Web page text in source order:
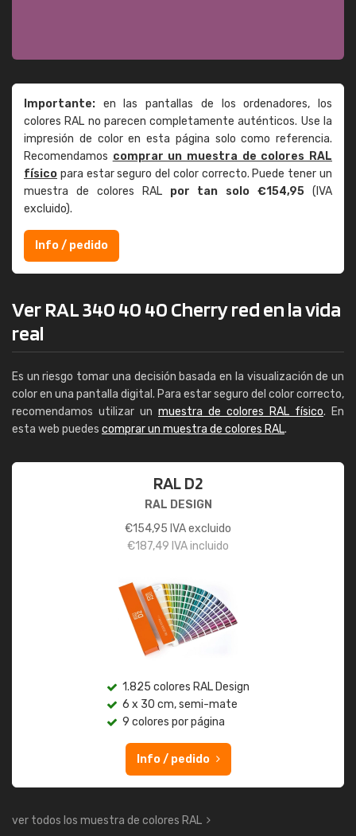
Importante: en las pantallas de los ordenadores, los
colores RAL no parecen completamente auténticos. Use la
impresión de color en esta página solo como referencia.
Recomendamos comprar un muestra de colores RAL
físico para estar seguro del color correcto. Puede tener un
muestra de colores RAL por tan solo €154,95 (IVA
excluido).
Info / pedido
Ver RAL 340 40 40 Cherry red en la vida
real
Es un riesgo tomar una decisión basada en la visualización de un
color en una pantalla digital. Para estar seguro del color correcto,
recomendamos utilizar un muestra de colores RAL físico. En
esta web puedes comprar un muestra de colores RAL.
RAL D2
RAL DESIGN
€154,95 IVA excluido
€187,49 IVA incluido
1.825 colores RAL Design
6 x 30 cm, semi-mate
9 colores por página
Info / pedido
ver todos los muestra de colores RAL